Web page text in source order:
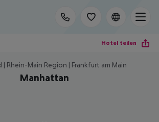
Hotel teilen
| Rhein-Main Region | Frankfurt am Main
Manhattan